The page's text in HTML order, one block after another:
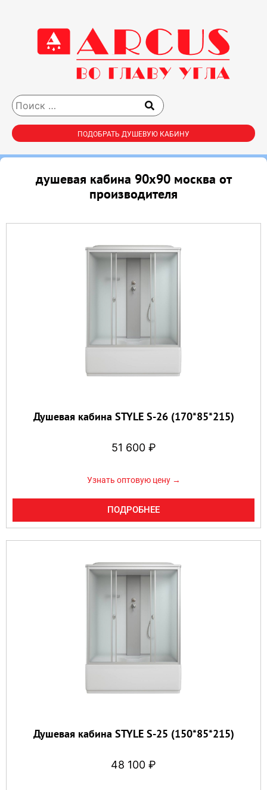
ПОДОБРАТЬ ДУШЕВУЮ КАБИНУ
душевая кабина 90х90 москва от
производителя
Душевая кабина STYLE S-26 (170*85*215)
51 600 ₽
Узнать оптовую цену →
ПОДРОБНЕЕ
Душевая кабина STYLE S-25 (150*85*215)
48 100 ₽